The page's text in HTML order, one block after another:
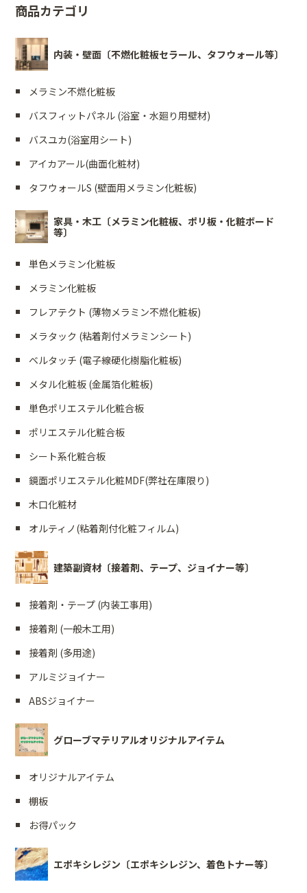
商品カテゴリ
内装・壁面〔不燃化粧板セラール、タフウォール等〕
メラミン不燃化粧板
バスフィットパネル (浴室・水廻り用壁材)
バスユカ(浴室用シート)
アイカアール(曲面化粧材)
タフウォールS (壁面用メラミン化粧板)
家具・木工〔メラミン化粧板、ポリ板・化粧ボード
等〕
単色メラミン化粧板
メラミン化粧板
フレアテクト (薄物メラミン不燃化粧板)
メラタック (粘着剤付メラミンシート)
ベルタッチ (電子線硬化樹脂化粧板)
メタル化粧板 (金属箔化粧板)
単色ポリエステル化粧合板
ポリエステル化粧合板
シート系化粧合板
鏡面ポリエステル化粧MDF(弊社在庫限り)
木口化粧材
オルティノ(粘着剤付化粧フィルム)
建築副資材〔接着剤、テープ、ジョイナー等〕
接着剤・テープ (内装工事用)
接着剤 (一般木工用)
接着剤 (多用途)
アルミジョイナー
ABSジョイナー
グローブマテリアルオリジナルアイテム
オリジナルアイテム
棚板
お得パック
エポキシレジン〔エポキシレジン、着色トナー等〕